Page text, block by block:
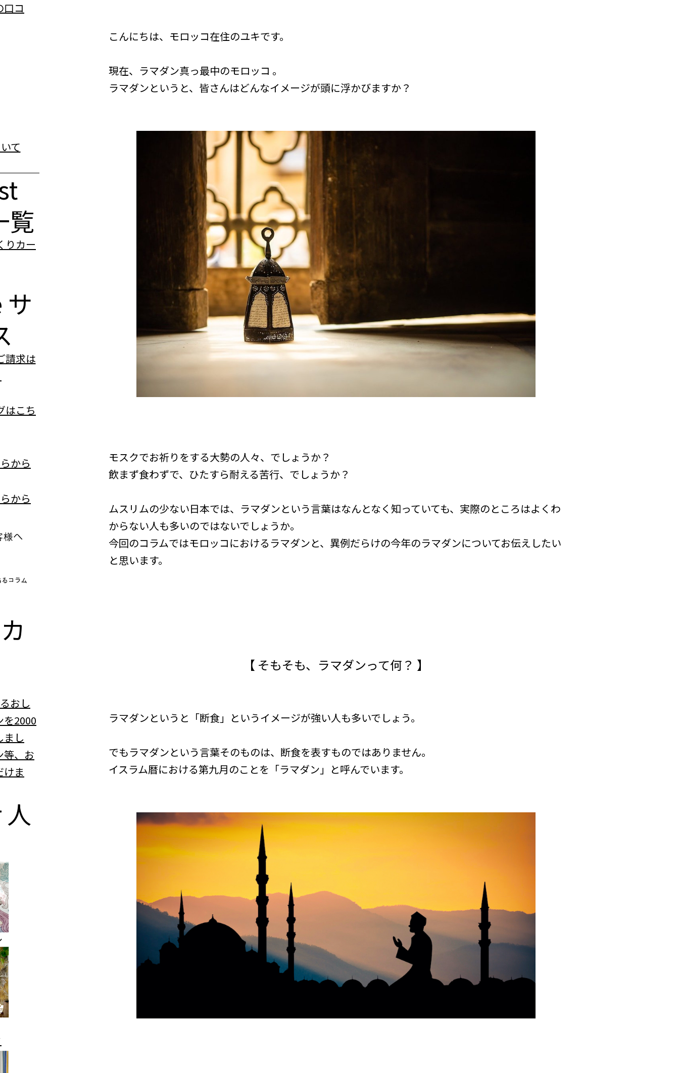
こんにちは、モロッコ在住のユキです。
現在、ラマダン真っ最中のモロッコ 。
ラマダンというと、皆さんはどんなイメージが頭に浮かびますか？
モスクでお祈りをする大勢の人々、でしょうか？
飲まず食わずで、ひたすら耐える苦行、でしょうか？
ムスリムの少ない日本では、ラマダンという言葉はなんとなく知っていても、実際のところはよくわ
からない人も多いのではないでしょうか。
今回のコラムではモロッコにおけるラマダンと、異例だらけの今年のラマダンについてお伝えしたい
と思います。
【 そもそも、ラマダンって何？ 】
ラマダンというと「断食」というイメージが強い人も多いでしょう。
でもラマダンという言葉そのものは、断食を表すものではありません。
イスラム暦における第九月のことを「ラマダン」と呼んでいます。
コ
覧
サ
カ
おし
を2000
まし
等、お
けま
人